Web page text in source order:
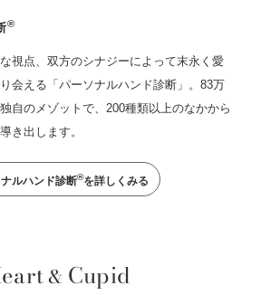
®
視点、双方のシナジーによって末永く愛
会える「パーソナルハンド診断」。83万
自のメゾットで、200種類以上のなかから
き出します。
ルハンド診断®を詳しくみる
& Cupid